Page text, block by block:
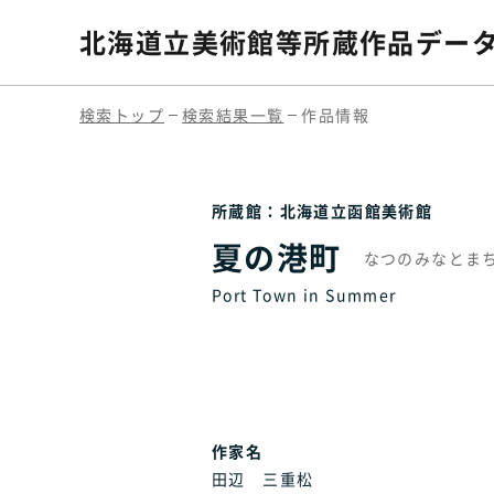
北海道立美術館等所蔵作品デー
検索トップ 検索結果一覧 作品情報
所蔵館：北海道立函館美術館
夏の港町
なつのみなとまち
Port Town in Summer
作家名
田辺 三重松